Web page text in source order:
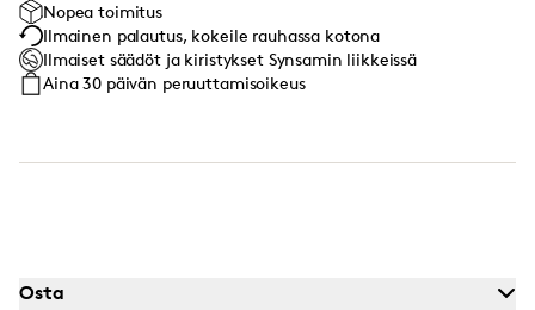
Nopea toimitus
Ilmainen palautus, kokeile rauhassa kotona
Ilmaiset säädöt ja kiristykset Synsamin liikkeissä
Aina 30 päivän peruuttamisoikeus
Osta